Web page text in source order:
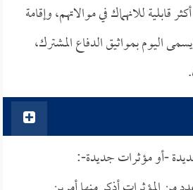
قابلية للانهماك في موالاتهم، وإقامة
اليوم بمواثيق الدفاع المشترك،
-أو مؤثرات جديدة-: